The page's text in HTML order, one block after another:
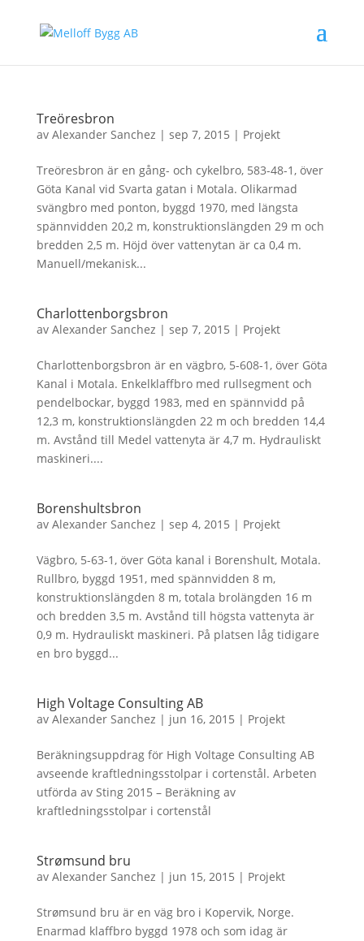
Treöresbron
av Alexander Sanchez | sep 7, 2015 | Projekt
Treöresbron är en gång- och cykelbro, 583-48-1, över
Göta Kanal vid Svarta gatan i Motala. Olikarmad
svängbro med ponton, byggd 1970, med längsta
spännvidden 20,2 m, konstruktionslängden 29 m och
bredden 2,5 m. Höjd över vattenytan är ca 0,4 m.
Manuell/mekanisk...
Charlottenborgsbron
av Alexander Sanchez | sep 7, 2015 | Projekt
Charlottenborgsbron är en vägbro, 5-608-1, över Göta
Kanal i Motala. Enkelklaffbro med rullsegment och
pendelbockar, byggd 1983, med en spännvidd på
12,3 m, konstruktionslängden 22 m och bredden 14,4
m. Avstånd till Medel vattenyta är 4,7 m. Hydrauliskt
maskineri....
Borenshultsbron
av Alexander Sanchez | sep 4, 2015 | Projekt
Vägbro, 5-63-1, över Göta kanal i Borenshult, Motala.
Rullbro, byggd 1951, med spännvidden 8 m,
konstruktionslängden 8 m, totala brolängden 16 m
och bredden 3,5 m. Avstånd till högsta vattenyta är
0,9 m. Hydrauliskt maskineri. På platsen låg tidigare
en bro byggd...
High Voltage Consulting AB
av Alexander Sanchez | jun 16, 2015 | Projekt
Beräkningsuppdrag för High Voltage Consulting AB
avseende kraftledningsstolpar i cortenstål. Arbeten
utförda av Sting 2015 – Beräkning av
kraftledningsstolpar i cortenstål
Strømsund bru
av Alexander Sanchez | jun 15, 2015 | Projekt
Strømsund bru är en väg bro i Kopervik, Norge.
Enarmad klaffbro byggd 1978 och som idag är